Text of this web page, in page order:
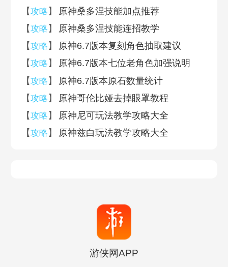
【攻略 】
原神桑多涅技能加点推荐
【攻略 】
原神桑多涅技能连招教学
【攻略 】
原神6.7版本复刻角色抽取建议
【攻略 】
原神6.7版本七位老角色加强说明
【攻略 】
原神6.7版本原石数量统计
【攻略 】
原神哥伦比娅去掉眼罩教程
【攻略 】
原神尼可玩法教学攻略大全
【攻略 】 原神兹白玩法教学攻略大全
游侠网APP